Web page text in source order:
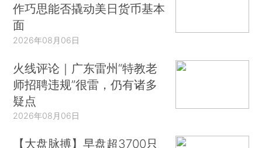
作巧思能否撬动美日货币基本
面
2026年08月06日
火线评论｜广东雷州“特教老
师招聘违规”很雷，仍有诸多
疑点
2026年08月06日
【大盘脉搏】早盘超3700只